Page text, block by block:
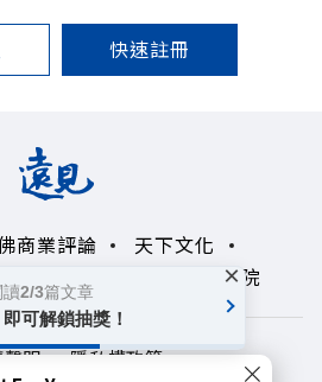
快速註冊
商業評論
天下文化
50+ 領導影響力學院
明 隱私權政策
2/3篇文章
可解鎖抽獎！
×